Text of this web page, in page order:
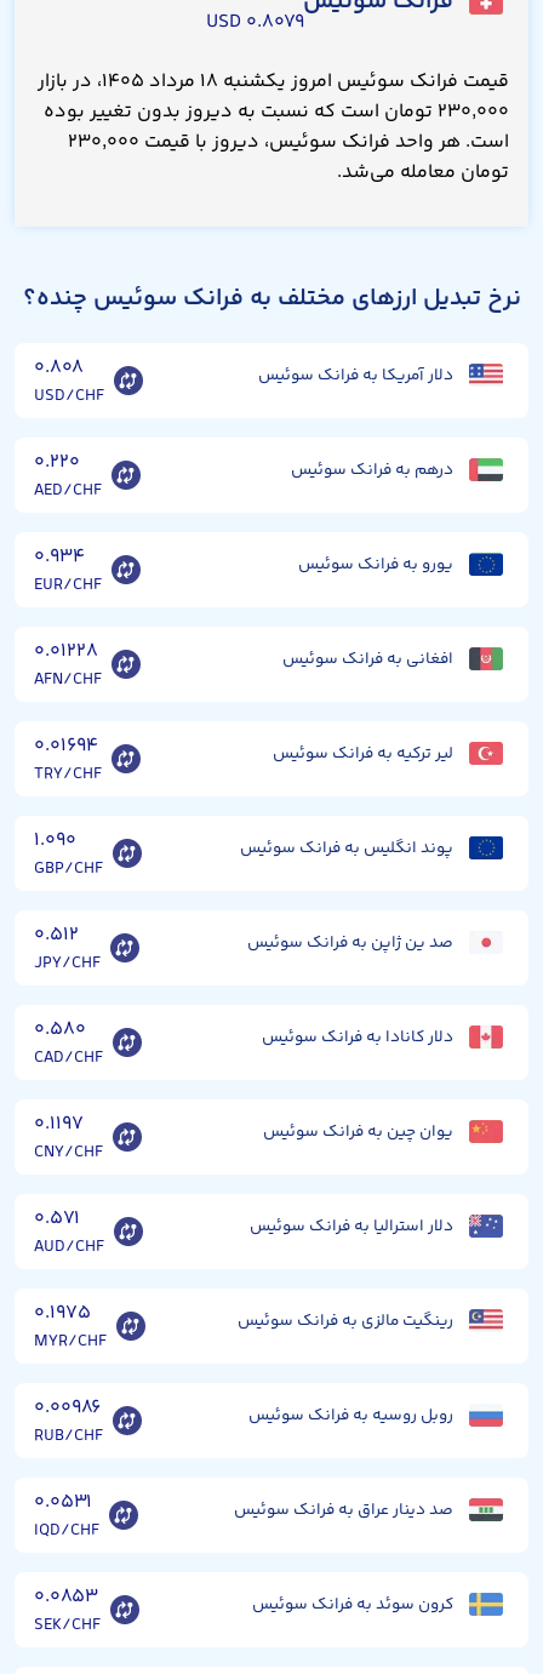
۰.۸۰۷۹ USD
قیمت فرانک سوئیس امروز یکشنبه ۱۸ مرداد ۱۴۰۵، در بازار
۲۳۰,۰۰۰ تومان است که نسبت به دیروز بدون تغییر بوده
است. هر واحد فرانک سوئیس، دیروز با قیمت ۲۳۰,۰۰۰
تومان معامله می‌شد.
نرخ تبدیل ارزهای مختلف به فرانک سوئیس چنده؟
دلار آمریکا به فرانک سوئیس ۰.۸۰۸
USD/CHF
درهم به فرانک سوئیس ۰.۲۲۰
AED/CHF
یورو به فرانک سوئیس ۰.۹۳۴
EUR/CHF
افغانی به فرانک سوئیس ۰.۰۱۲۲۸
AFN/CHF
لیر ترکیه به فرانک سوئیس ۰.۰۱۶۹۴
TRY/CHF
پوند انگلیس به فرانک سوئیس ۱.۰۹۰
GBP/CHF
صد ین ژاپن به فرانک سوئیس ۰.۵۱۲
JPY/CHF
دلار کانادا به فرانک سوئیس ۰.۵۸۰
CAD/CHF
یوان چین به فرانک سوئیس ۰.۱۱۹۷
CNY/CHF
دلار استرالیا به فرانک سوئیس ۰.۵۷۱
AUD/CHF
رینگیت مالزی به فرانک سوئیس ۰.۱۹۷۵
MYR/CHF
روبل روسیه به فرانک سوئیس ۰.۰۰۹۸۶
RUB/CHF
صد دینار عراق به فرانک سوئیس ۰.۰۵۳۱
IQD/CHF
کرون سوئد به فرانک سوئیس ۰.۰۸۵۳
SEK/CHF